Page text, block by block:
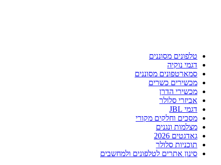
טלפונים מסוננים
דגמי נוקיה
סמארטפונים מסוננים
מכשירים כשרים
מכשירי הדרן
אביזרי סלולר
דגמי JBL
מסכים וחלקים מקורי
מצלמות ונגנים
גאדגטים 2026
תוכניות סלולר
סינון אתרים לטלפונים ולמחשבים